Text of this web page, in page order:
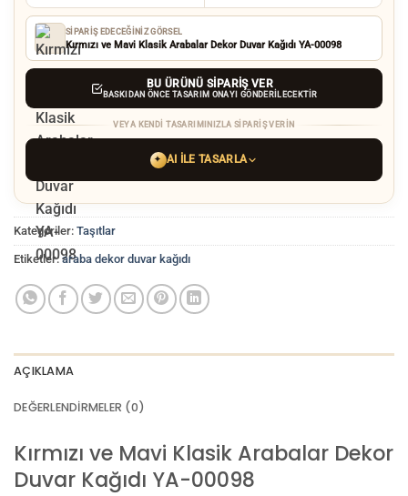
SIPARIŞ EDECEĞINIZ GÖRSEL
Kırmızı ve Mavi Klasik Arabalar Dekor Duvar Kağıdı YA-00098
BU ÜRÜNÜ SIPARIŞ VER
BASKIDAN ÖNCE TASARIM ONAYI GÖNDERILECEKTIR
VEYA KENDI TASARIMINIZLA SIPARIŞ VERIN
✦ AI ILE TASARLA
ChatGPT
baskı kalitesine yükseltip
üretim yaparız.
GÖRSEL LINKI
E-posta ile de gönderebilirsiniz:
Kategoriler: Taşıtlar
Etiketler:araba dekor duvar kağıdı
AÇIKLAMA
DEĞERLENDIRMELER (0)
Kırmızı ve Mavi Klasik Arabalar Dekor
Duvar Kağıdı YA-00098